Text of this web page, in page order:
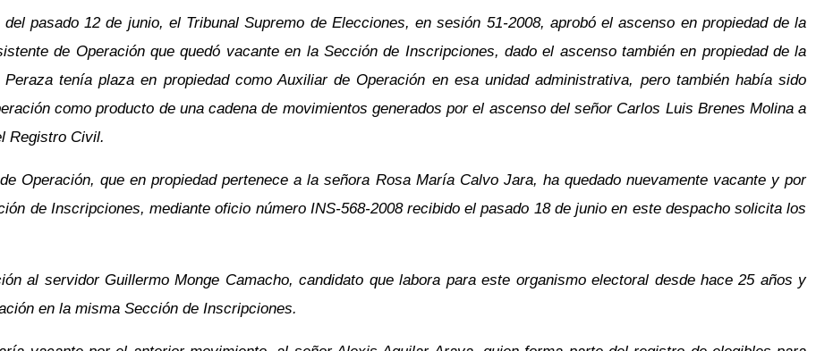
pasado 12 de junio, el Tribunal Supremo de Elecciones, en sesión 51-2008, aprobó el ascenso en propiedad de la
de Operación que quedó vacante en la Sección de Inscripciones, dado el ascenso también en propiedad de la
tenía plaza en propiedad como Auxiliar de Operación en esa unidad administrativa, pero también había sido
como producto de una cadena de movimientos generados por el ascenso del señor Carlos Luis Brenes Molina a
Registro Civil.
Operación, que en propiedad pertenece a la señora Rosa María Calvo Jara, ha quedado nuevamente vacante y por
de Inscripciones, mediante oficio número INS-568-2008 recibido el pasado 18 de junio en este despacho solicita los
al servidor Guillermo Monge Camacho, candidato que labora para este organismo electoral desde hace 25 años y
en la misma Sección de Inscripciones.